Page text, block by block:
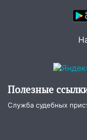
сохранятся 9
Трижды
житель
Ураган
проспекте
13:12 Дерево
Полезные
Служба судебных